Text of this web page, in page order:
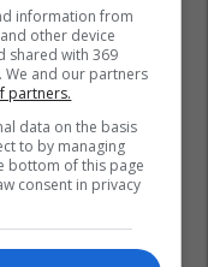
information from
other device
shared with 369
We and our partners
partners.
data on the basis
to by managing
bottom of this page
consent in privacy